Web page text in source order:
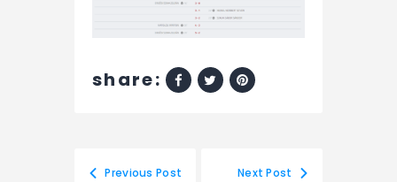
share:
Previous Post Next Post